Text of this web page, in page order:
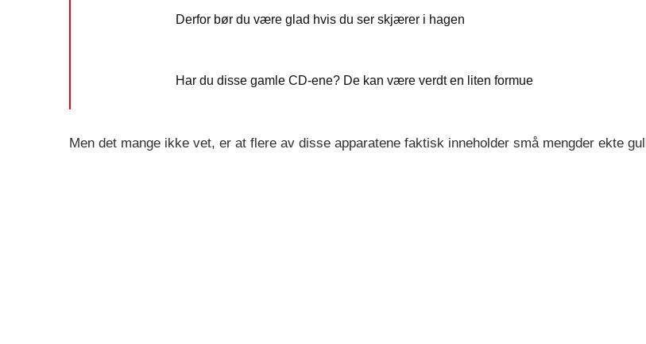
Derfor bør du være glad hvis du ser skjærer i hagen
Har du disse gamle CD-ene? De kan være verdt en liten formue
Men det mange ikke vet, er at flere av disse apparatene faktisk inneholder små mengder ekte